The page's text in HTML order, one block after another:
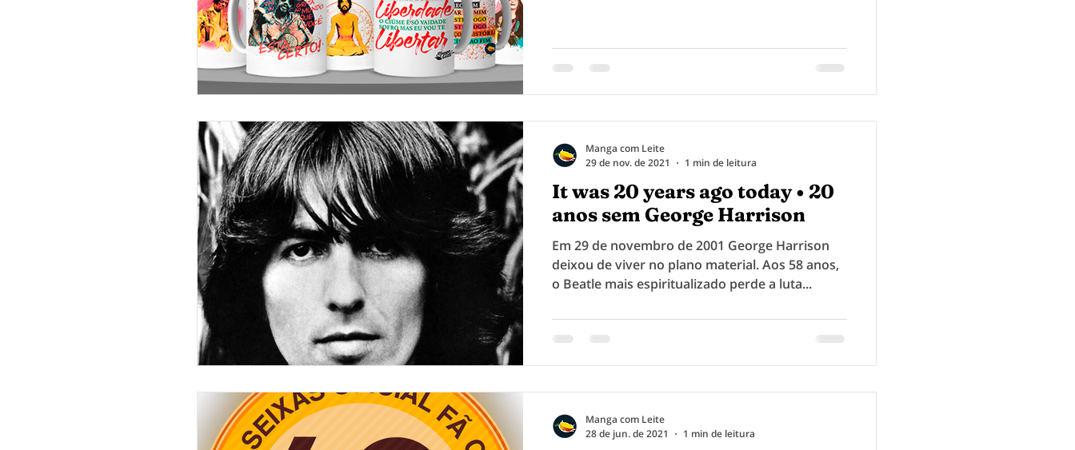
It was 20 years ago today • 20
anos sem George Harrison
Em 29 de novembro de 2001 George Harrison
deixou de viver no plano material. Aos 58 anos,
o Beatle mais espiritualizado perde a luta...
Manga com Leite
29 de nov. de 2021
1 min de leitura
Manga com Leite
28 de jun. de 2021
1 min de leitura